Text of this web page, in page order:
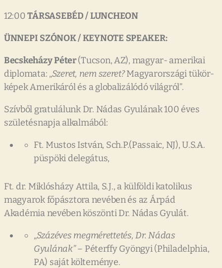
12:00TÁRSASEBÉD /LUNCHEON
ÜNNEPI SZÓNOK/KEYNOTE SPEAKER:
BecskeházyPéter(Tucson, AZ), magyar- amerikai
diplomata: „Szeret, nemszeret?Magyarországi tükör-
képek Amerikáról és a globalizálódó világról”.
Szívből gratulálunk Dr. Nádas Gyulának 100 éves
születésnapja alkalmából:
Ft. Mustos István, Sch.P.(Passaic, NJ), U.S.A.
püspöki delegátus,
Ft. dr. Miklósházy Attila, S.J., a külföldi katolikus
magyarok főpásztora nevében és az Árpád
Akadémia nevében köszönti Dr. Nádas Gyulát.
„Százéves megmérettetés, Dr. Nádas
Gyulának” – Péterffy Gyöngyi (Philadelphia,
PA) saját költeménye.